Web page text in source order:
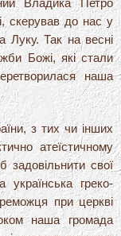
Владика Петро
скерував до нас у
Луку. Так на весні
Божі, які стали
наша
з тих чи інших
атеїстичному
задовільнити свої
українська греко-
при церкві
наша громада